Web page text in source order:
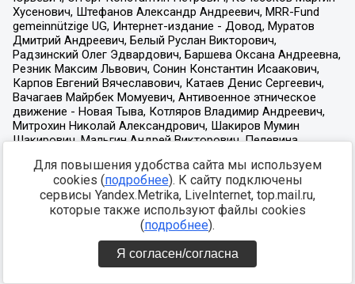
Для повышения удобства сайта мы используем
cookies (подробнее). К сайту подключены
сервисы Yandex.Metrika, LiveInternet, top.mail.ru,
которые также используют файлы cookies
(подробнее).
Я согласен/согласна